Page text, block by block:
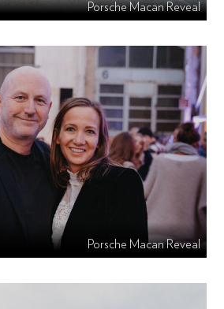
Porsche Macan Reveal
Porsche Macan Reveal